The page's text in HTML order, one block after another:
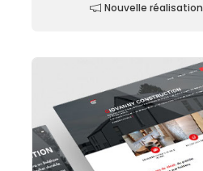
Nouvelle réalisation